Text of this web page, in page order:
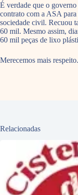
É verdade que o
contrato com a ASA
sociedade civil. Recuou
60 mil. Mesmo assim,
60 mil peças de lixo
Merecemos mais respeito.
Relacionadas